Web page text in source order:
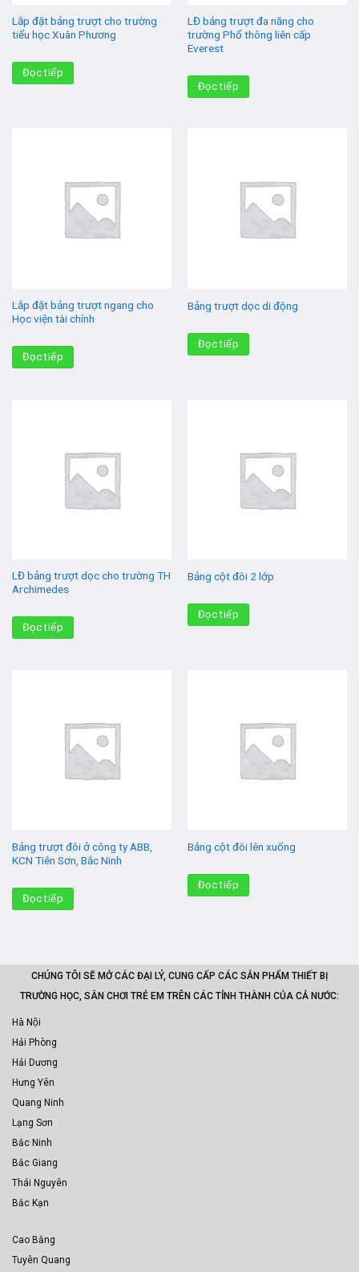
Lắp đặt bảng trượt cho trường
tiểu học Xuân Phương
Đọc tiếp
LĐ bảng trượt đa năng cho
trường Phổ thông liên cấp
Everest
Đọc tiếp
Lắp đặt bảng trượt ngang cho
Học viện tài chính
Đọc tiếp
Bảng trượt dọc di động
Đọc tiếp
LĐ bảng trượt dọc cho trường TH
Archimedes
Đọc tiếp
Bảng cột đôi 2 lớp
Đọc tiếp
Bảng trượt đôi ở công ty ABB,
KCN Tiên Sơn, Bắc Ninh
Đọc tiếp
Bảng cột đôi lên xuống
Đọc tiếp
CHÚNG TÔI SẼ MỞ CÁC ĐẠI LÝ, CUNG CẤP CÁC SẢN PHẨM THIẾT BỊ
TRƯỜNG HỌC, SÂN CHƠI TRẺ EM TRÊN CÁC TỈNH THÀNH CỦA CẢ NƯỚC:
Hà Nội
Hải Phòng
Hải Dương
Hưng Yên
Quang Ninh
Lạng Sơn
Bắc Ninh
Bắc Giang
Thái Nguyên
Bắc Kạn
Cao Bằng
Tuyên Quang